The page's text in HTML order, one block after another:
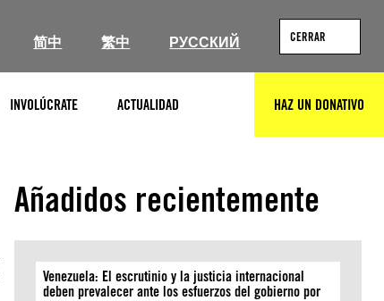
简中 繁中 РУССКИЙ CERRAR
INVOLÚCRATE ACTUALIDAD HAZ UN DONATIVO
Añadidos recientemente
Venezuela: El escrutinio y la justicia internacional
deben prevalecer ante los esfuerzos del gobierno por